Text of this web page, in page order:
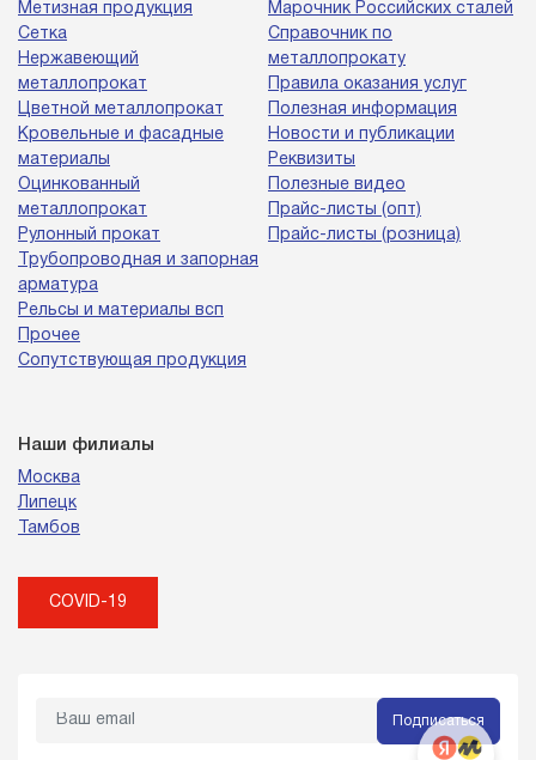
Метизная продукция
Сетка
Нержавеющий
металлопрокат
Цветной металлопрокат
Кровельные и фасадные
материалы
Оцинкованный
металлопрокат
Рулонный прокат
Трубопроводная и запорная
арматура
Рельсы и материалы всп
Прочее
Сопутствующая продукция
Марочник Российских сталей
Справочник по
металлопрокату
Правила оказания услуг
Полезная информация
Новости и публикации
Реквизиты
Полезные видео
Прайс-листы (опт)
Прайс-листы (розница)
Наши филиалы
Москва
Липецк
Тамбов
COVID-19
Подписаться